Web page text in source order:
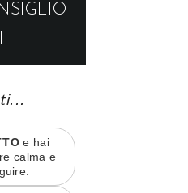
e hai
calma e